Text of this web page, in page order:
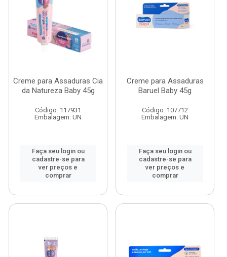
Creme para Assaduras Cia
da Natureza Baby 45g
Código: 117931
Embalagem: UN
Faça seu login ou
cadastre-se para
ver preços e
comprar
Creme para Assaduras
Baruel Baby 45g
Código: 107712
Embalagem: UN
Faça seu login ou
cadastre-se para
ver preços e
comprar